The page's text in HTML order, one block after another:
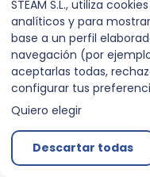
Unirse al
Curso
STEAM S.L., utiliza
analíticos y para
base a un perfil
navegación (por
aceptarlas todas,
configurar tus
Quiero elegir
Descartar todas